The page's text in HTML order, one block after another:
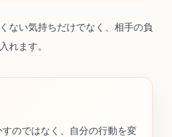
ない気持ちだけでなく、相手の負
れます。
すのではなく、自分の行動を変